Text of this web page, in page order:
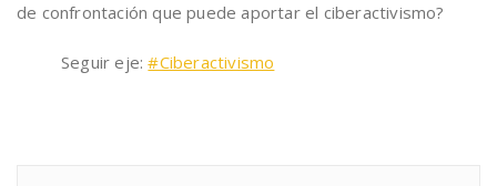
de confrontación que puede aportar el ciberactivismo?
Seguir eje:#Ciberactivismo